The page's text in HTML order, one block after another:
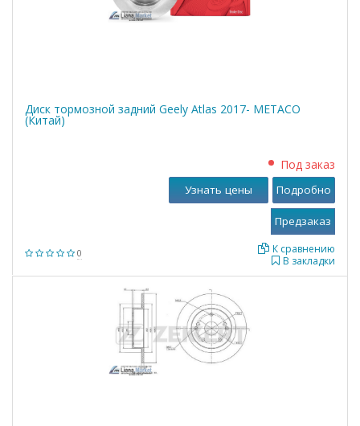
Диск тормозной задний Geely Atlas 2017- METACO
(Китай)
0
Под заказ
В закладки
К сравнению
Узнать цены Подробно